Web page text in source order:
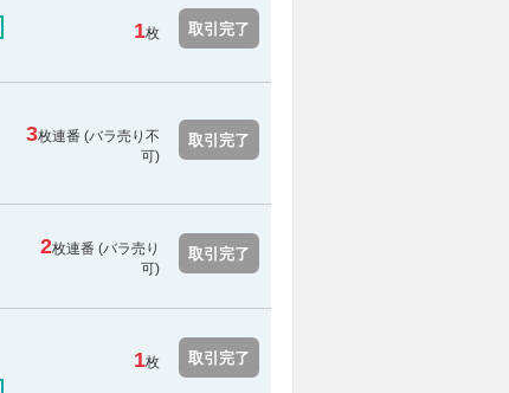
1枚 取引完了
3枚連番 (バラ売り不
可)
取引完了
2枚連番 (バラ売り
可)
取引完了
1枚 取引完了